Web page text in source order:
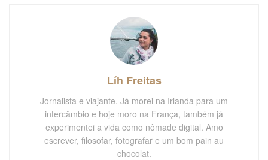
Líh Freitas
Jornalista e viajante. Já morei na Irlanda para um
intercâmbio e hoje moro na França, também já
experimentei a vida como nômade digital. Amo
escrever, filosofar, fotografar e um bom pain au
chocolat.